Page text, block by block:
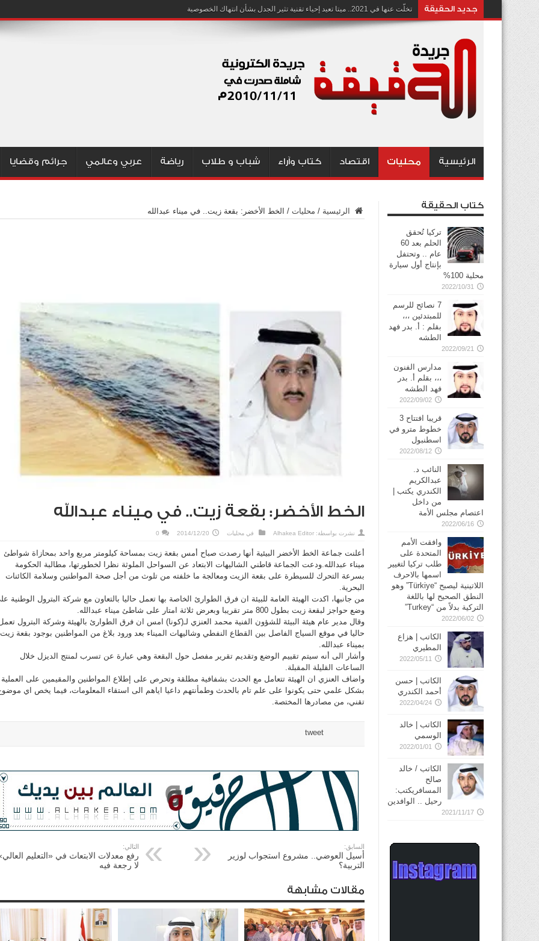
جديد الحقيقة تخلّت عنها في 2021.. ميتا تعيد إحياء تقنية تثير الجدل بشأن انتهاك الخصوصية
الرئيسية محليات اقتصاد كتاب وآراء شباب و طلاب رياضة عربي وعالمي جرائم وقضايا
الرئيسية / محليات / الخط الأخضر: بقعة زيت.. في ميناء عبدالله
الخط الأخضر: بقعة زيت.. في ميناء عبدالله
نشرت بواسطة: Alhakea Editor في محليات 2014/12/20
0
أعلنت جماعة الخط الأخضر البيئية أنها رصدت صباح أمس بقعة زيت بمساحة كيلومتر مربع واحد بمحازاة شواطئ
ميناء عبدالله.ودعت الجماعة قاطني الشاليهات الابتعاد عن السواحل الملوثة نظرا لخطورتها، مطالبة الحكومة
بسرعة التحرك للسيطرة على بقعة الزيت ومعالجة ما خلفته من تلوث من أجل صحة المواطنين وسلامة الكائنات
البحرية.
من جانبها، اكدت الهيئة العامة للبيئة ان فرق الطوارئ الخاصة بها تعمل حاليا بالتعاون مع شركة البترول الوطنية
وضع حواجز لبقعة زيت بطول 800 متر تقريبا وبعرض ثلاثة امتار على شاطئ ميناء عبدالله.
وقال مدير عام هيئة البيئة للشؤون الفنية محمد العنزي لـ(كونا) امس ان فرق الطوارئ بالهيئة وشركة البترول
حاليا في موقع السياج الفاصل بين القطاع النفطي وشاليهات الميناء بعد ورود بلاغ من المواطنين بوجود بقعة زيت
بميناء عبدالله.
وأشار الى أنه سيتم تقييم الوضع وتقديم تقرير مفصل حول البقعة وهي عبارة عن تسرب لمنتج الديزل خلال
الساعات القليلة المقبلة.
واضاف العنزي ان الهيئة تتعامل مع الحدث بشفافية مطلقة وتحرص على إطلاع المواطنين والمقيمين على العملية
بشكل علمي حتى يكونوا على علم تام بالحدث وطمأنتهم داعيا اياهم الى استقاء المعلومات، فيما يخص اي
تقني، من مصادرها المختصة.
tweet
السابق:
أسيل العوضي.. مشروع استجواب لوزير
التربية؟
التالي:
رفع معدلات الابتعاث في «التعليم
لا رجعة فيه
مقالات مشابهة
كتاب الحقيقة
تركيا تُحقق
الحلم بعد 60
عام .. وتحتفل
بإنتاج أول سيارة
محلية 100%
2022/10/31
7 نصائح للرسم
للمبتدئين ،،،
بقلم : أ. بدر فهد
الطشه
2022/09/21
مدارس الفنون
،،، بقلم أ. بدر
فهد الطشه
2022/09/02
قريبا افتتاح 3
خطوط مترو في
2022/08/12
النائب د.
عبدالكريم
الكندري يكتب |
من داخل
اعتصام مجلس الأمة
2022/06/16
وافقت الأمم
المتحدة على
طلب تركيا لتغيير
اسمها بالاحرف
اللاتينية ليصبح “Türkiye” وهو
النطق الصحيح لها باللغة
التركية بدلاً من “Turkey”
2022/06/02
الكاتب | هزاع
المطيري
2022/05/11
الكاتب | حسن
أحمد الكندري
2022/04/24
الكاتب | خالد
الوسمي
2022/01/01
الكاتب / خالد
صالح
المسافريكتب:
رحيل .. الوافدين
2021/11/17